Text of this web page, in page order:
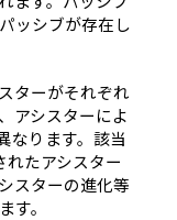
ッシブが存在し
ターがそれぞれ
アシスターによ
なります。該当
たアシスター
スターの進化等
す。